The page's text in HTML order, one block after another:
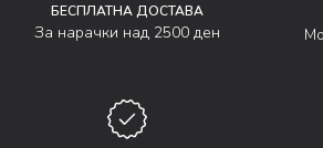
БЕСПЛАТНА ДОСТАВА
За нарачки над 2500 ден